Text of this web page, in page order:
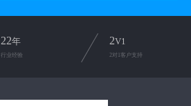
22年
行业经验
2V1
2对1客户支持